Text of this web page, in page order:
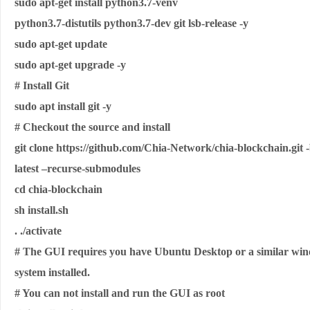
sudo apt-get install python3.7-venv
python3.7-distutils python3.7-dev git lsb-release -y
sudo apt-get update
sudo apt-get upgrade -y
# Install Git
sudo apt install git -y
# Checkout the source and install
git clone https://github.com/Chia-Network/chia-blockchain.git
latest –recurse-submodules
cd chia-blockchain
sh install.sh
. ./activate
# The GUI requires you have Ubuntu Desktop or a similar
system installed.
# You can not install and run the GUI as root